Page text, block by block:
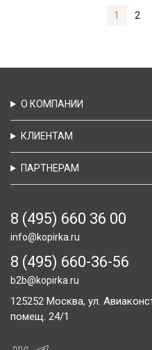
1 2
О КОМПАНИИ
КЛИЕНТАМ
ПАРТНЕРАМ
8 (495) 660 36 00
info@kopirka.ru
8 (495) 660-36-56
b2b@kopirka.ru
125252 Москва, ул.
помещ. 24/1